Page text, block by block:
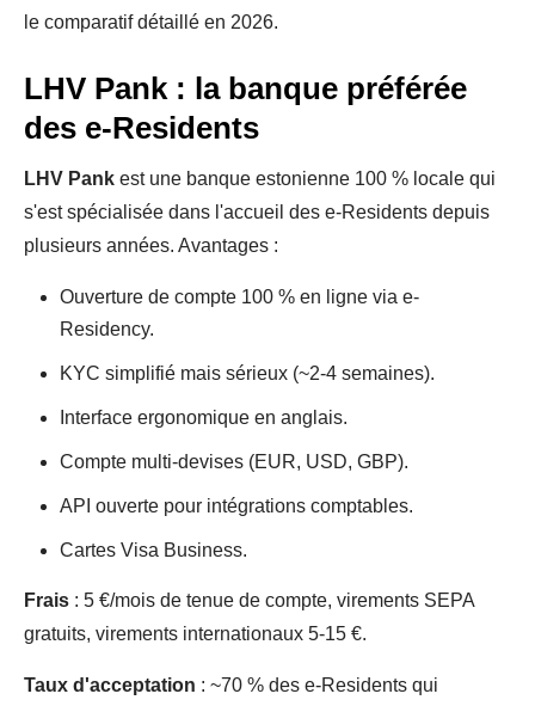
le comparatif détaillé en 2026.
LHV Pank : la banque préférée
des e-Residents
LHV Pank est une banque estonienne 100 % locale qui
s'est spécialisée dans l'accueil des e-Residents depuis
plusieurs années. Avantages :
Ouverture de compte 100 % en ligne via e-
Residency.
KYC simplifié mais sérieux (~2-4 semaines).
Interface ergonomique en anglais.
Compte multi-devises (EUR, USD, GBP).
API ouverte pour intégrations comptables.
Cartes Visa Business.
Frais : 5 €/mois de tenue de compte, virements SEPA
gratuits, virements internationaux 5-15 €.
Taux d'acceptation : ~70 % des e-Residents qui